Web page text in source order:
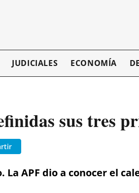
JUDICIALES ECONOMÍA
sus tres
La APF dio a conocer el